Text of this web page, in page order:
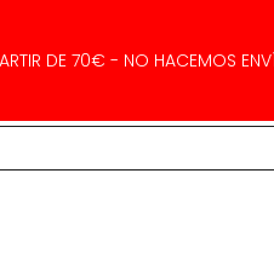
DE 70€ - NO HACEMOS